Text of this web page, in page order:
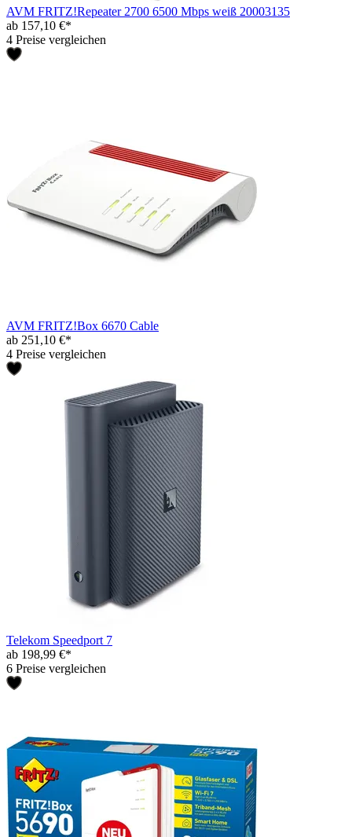
AVM FRITZ!Repeater 2700 6500 Mbps weiß 20003135
ab 157,10 €*
4 Preise vergleichen
AVM FRITZ!Box 6670 Cable
ab 251,10 €*
4 Preise vergleichen
Telekom Speedport 7
ab 198,99 €*
6 Preise vergleichen